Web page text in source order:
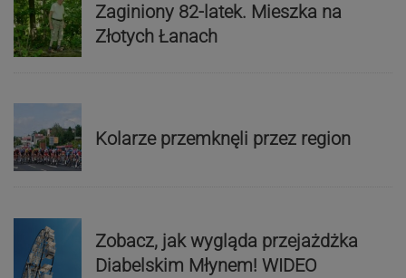
Zaginiony 82-latek. Mieszka na
Złotych Łanach
Kolarze przemknęli przez region
Zobacz, jak wygląda przejażdżka
Diabelskim Młynem! WIDEO